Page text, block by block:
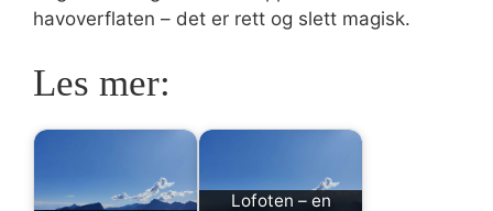
havoverflaten – det er rett og slett magisk.
Les mer:
Lofoten – en